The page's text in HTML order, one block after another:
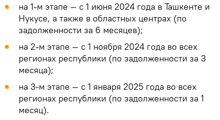
на 1-м этапе — с 1 июня 2024 года в Ташкенте и
Нукусе, а также в областных центрах (по
задолженности за 6 месяцев);
на 2-м этапе — с 1 ноября 2024 года во всех
регионах республики (по задолженности за 3
месяца);
на 3-м этапе — с 1 января 2025 года во всех
регионах республики (по задолженности за 1
месяц).